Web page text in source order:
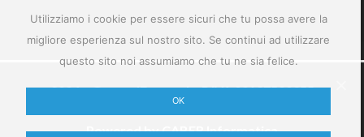
Utilizziamo i cookie per essere sicuri che tu possa avere la
migliore esperienza sul nostro sito. Se continui ad utilizzare
questo sito noi assumiamo che tu ne sia felice.
OK
2024 – GeneralFarm srl – P.IVA 00127580355
Powered byCABER Informatica